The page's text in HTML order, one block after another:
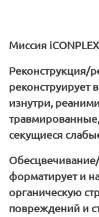
Миссия
Реконструкция/
реконструирует
изнутри,
секущиеся
форматирует и
органическую
повреждений и